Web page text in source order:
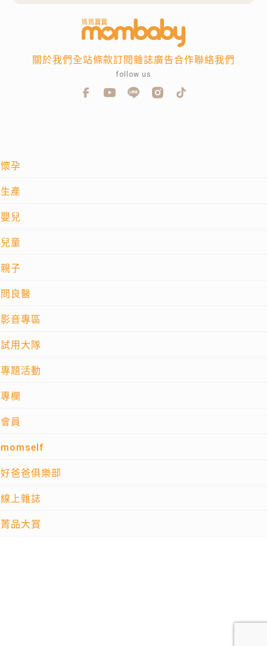
懷孕
生產
嬰兒
兒童
親子
問良醫
影音專區
試用大隊
專題活動
專欄
會員
momself
好爸爸俱樂部
線上雜誌
菁品大賞
關於我們全站條款訂閱雜誌廣告合作聯絡我們
follow us